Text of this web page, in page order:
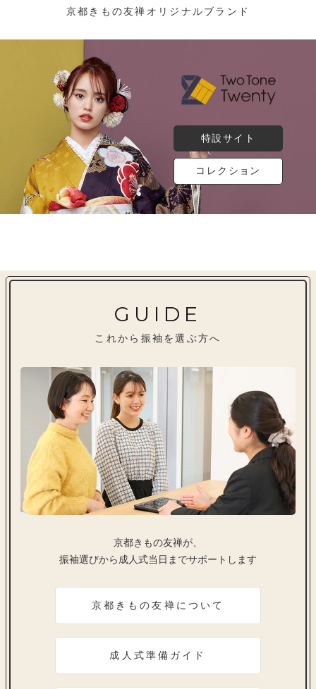
京都きもの友禅オリジナルブランド
特設サイト
コレクション
GUIDE
これから振袖を選ぶ方へ
京都きもの友禅が、
振袖選びから成人式当日までサポートします
京都きもの友禅について
成人式準備ガイド